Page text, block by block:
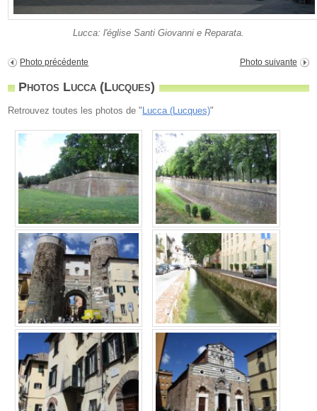
Lucca: l'église Santi Giovanni e Reparata.
Photo précédente Photo suivante
Photos Lucca (Lucques)
Retrouvez toutes les photos de " Lucca (Lucques)"